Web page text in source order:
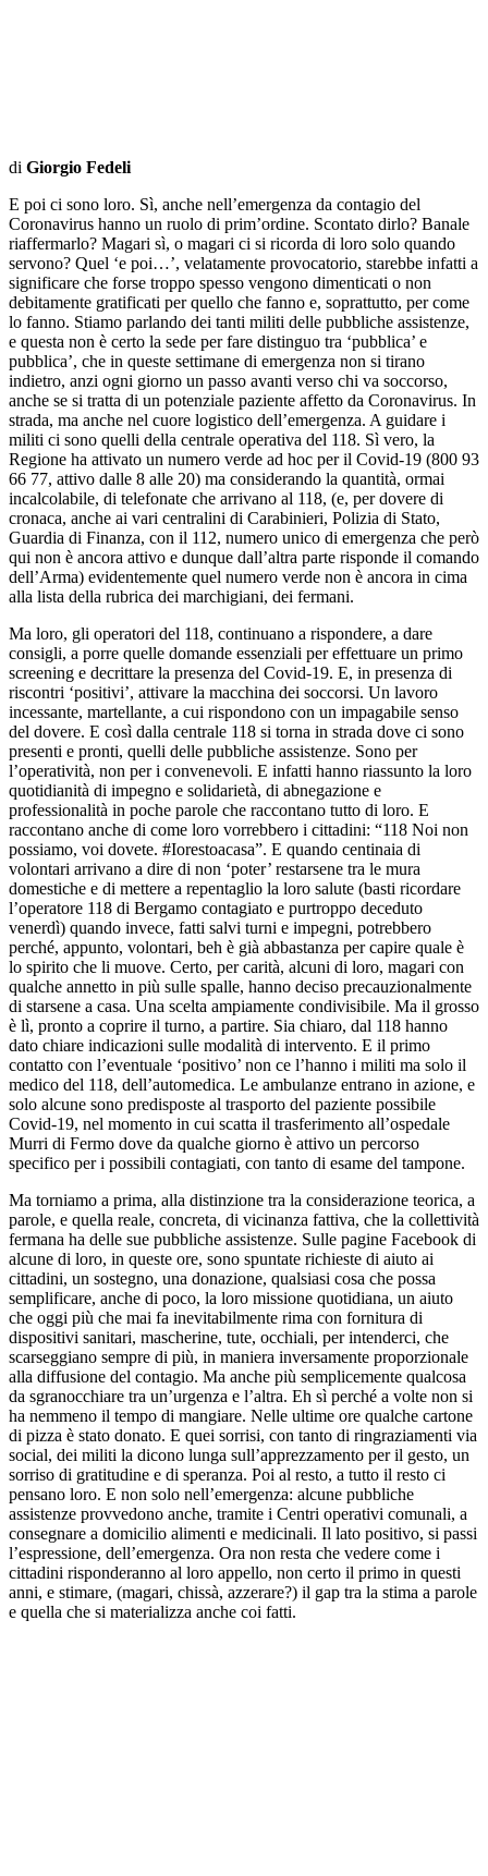
di Giorgio Fedeli
E poi ci sono loro. Sì, anche nell’emergenza da contagio del
Coronavirus hanno un ruolo di prim’ordine. Scontato dirlo? Banale
riaffermarlo? Magari sì, o magari ci si ricorda di loro solo quando
servono? Quel ‘e poi…’, velatamente provocatorio, starebbe infatti a
significare che forse troppo spesso vengono dimenticati o non
debitamente gratificati per quello che fanno e, soprattutto, per come
lo fanno. Stiamo parlando dei tanti militi delle pubbliche assistenze,
e questa non è certo la sede per fare distinguo tra ‘pubblica’ e
pubblica’, che in queste settimane di emergenza non si tirano
indietro, anzi ogni giorno un passo avanti verso chi va soccorso,
anche se si tratta di un potenziale paziente affetto da Coronavirus. In
strada, ma anche nel cuore logistico dell’emergenza. A guidare i
militi ci sono quelli della centrale operativa del 118. Sì vero, la
Regione ha attivato un numero verde ad hoc per il Covid-19 (800 93
66 77, attivo dalle 8 alle 20) ma considerando la quantità, ormai
incalcolabile, di telefonate che arrivano al 118, (e, per dovere di
cronaca, anche ai vari centralini di Carabinieri, Polizia di Stato,
Guardia di Finanza, con il 112, numero unico di emergenza che però
qui non è ancora attivo e dunque dall’altra parte risponde il comando
dell’Arma) evidentemente quel numero verde non è ancora in cima
alla lista della rubrica dei marchigiani, dei fermani.
Ma loro, gli operatori del 118, continuano a rispondere, a dare
consigli, a porre quelle domande essenziali per effettuare un primo
screening e decrittare la presenza del Covid-19. E, in presenza di
riscontri ‘positivi’, attivare la macchina dei soccorsi. Un lavoro
incessante, martellante, a cui rispondono con un impagabile senso
del dovere. E così dalla centrale 118 si torna in strada dove ci sono
presenti e pronti, quelli delle pubbliche assistenze. Sono per
l’operatività, non per i convenevoli. E infatti hanno riassunto la loro
quotidianità di impegno e solidarietà, di abnegazione e
professionalità in poche parole che raccontano tutto di loro. E
raccontano anche di come loro vorrebbero i cittadini: “118 Noi non
possiamo, voi dovete. #Iorestoacasa”. E quando centinaia di
volontari arrivano a dire di non ‘poter’ restarsene tra le mura
domestiche e di mettere a repentaglio la loro salute (basti ricordare
l’operatore 118 di Bergamo contagiato e purtroppo deceduto
venerdì) quando invece, fatti salvi turni e impegni, potrebbero
perché, appunto, volontari, beh è già abbastanza per capire quale è
lo spirito che li muove. Certo, per carità, alcuni di loro, magari con
qualche annetto in più sulle spalle, hanno deciso precauzionalmente
di starsene a casa. Una scelta ampiamente condivisibile. Ma il grosso
è lì, pronto a coprire il turno, a partire. Sia chiaro, dal 118 hanno
dato chiare indicazioni sulle modalità di intervento. E il primo
contatto con l’eventuale ‘positivo’ non ce l’hanno i militi ma solo il
medico del 118, dell’automedica. Le ambulanze entrano in azione, e
solo alcune sono predisposte al trasporto del paziente possibile
Covid-19, nel momento in cui scatta il trasferimento all’ospedale
Murri di Fermo dove da qualche giorno è attivo un percorso
specifico per i possibili contagiati, con tanto di esame del tampone.
Ma torniamo a prima, alla distinzione tra la considerazione teorica, a
parole, e quella reale, concreta, di vicinanza fattiva, che la collettività
fermana ha delle sue pubbliche assistenze. Sulle pagine Facebook di
alcune di loro, in queste ore, sono spuntate richieste di aiuto ai
cittadini, un sostegno, una donazione, qualsiasi cosa che possa
semplificare, anche di poco, la loro missione quotidiana, un aiuto
che oggi più che mai fa inevitabilmente rima con fornitura di
dispositivi sanitari, mascherine, tute, occhiali, per intenderci, che
scarseggiano sempre di più, in maniera inversamente proporzionale
alla diffusione del contagio. Ma anche più semplicemente qualcosa
da sgranocchiare tra un’urgenza e l’altra. Eh sì perché a volte non si
ha nemmeno il tempo di mangiare. Nelle ultime ore qualche cartone
di pizza è stato donato. E quei sorrisi, con tanto di ringraziamenti via
social, dei militi la dicono lunga sull’apprezzamento per il gesto, un
sorriso di gratitudine e di speranza. Poi al resto, a tutto il resto ci
pensano loro. E non solo nell’emergenza: alcune pubbliche
assistenze provvedono anche, tramite i Centri operativi comunali, a
consegnare a domicilio alimenti e medicinali. Il lato positivo, si passi
l’espressione, dell’emergenza. Ora non resta che vedere come i
cittadini risponderanno al loro appello, non certo il primo in questi
anni, e stimare, (magari, chissà, azzerare?) il gap tra la stima a parole
e quella che si materializza anche coi fatti.